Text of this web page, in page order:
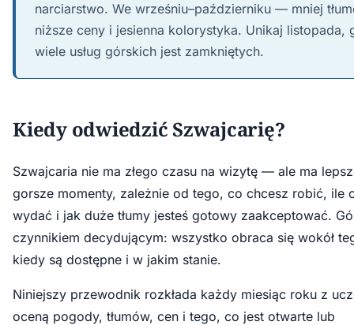
narciarstwo. We wrześniu–październiku — mniej
niższe ceny i jesienna kolorystyka. Unikaj listopada,
wiele usług górskich jest zamkniętych.
Kiedy odwiedzić Szwajcarię?
Szwajcaria nie ma złego czasu na wizytę — ale ma
gorsze momenty, zależnie od tego, co chcesz robić, ile
wydać i jak duże tłumy jesteś gotowy zaakceptować.
czynnikiem decydującym: wszystko obraca się wokół
kiedy są dostępne i w jakim stanie.
Niniejszy przewodnik rozkłada każdy miesiąc roku z
oceną pogody, tłumów, cen i tego, co jest otwarte lub